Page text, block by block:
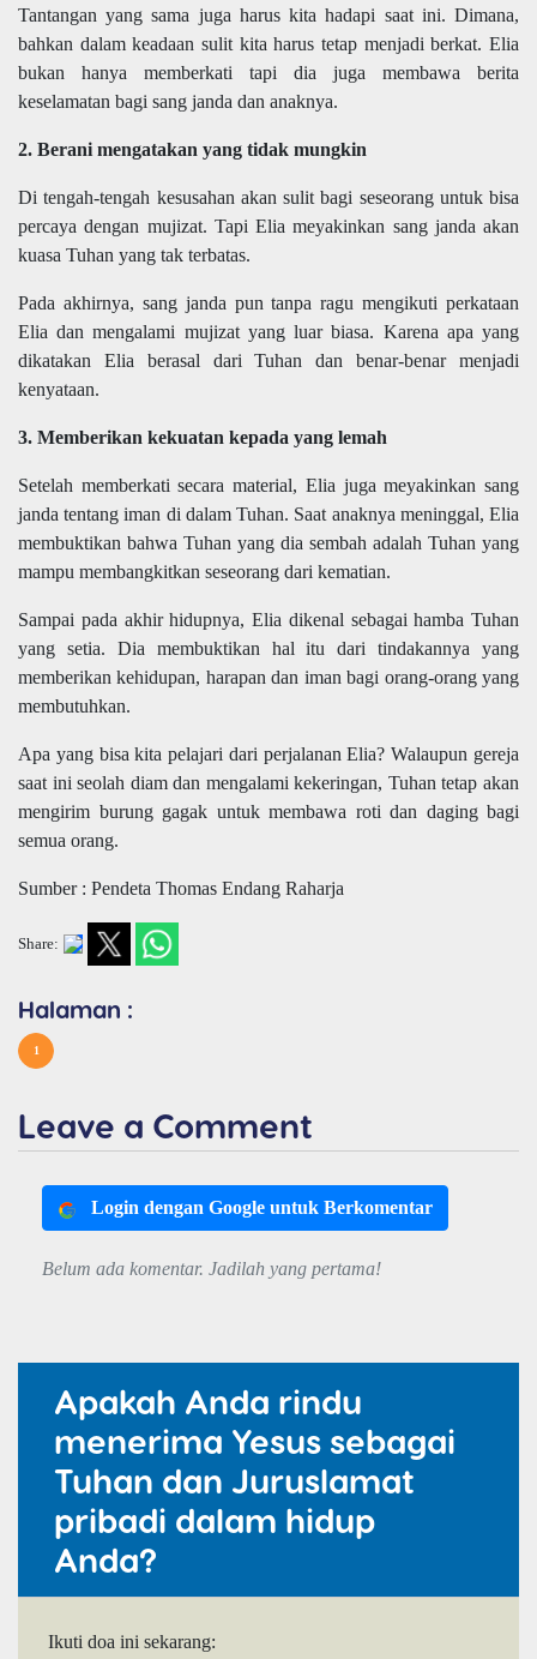
Tantangan yang sama juga harus kita hadapi saat ini. Dimana,
bahkan dalam keadaan sulit kita harus tetap menjadi berkat. Elia
bukan hanya memberkati tapi dia juga membawa berita
keselamatan bagi sang janda dan anaknya.
2. Berani mengatakan yang tidak mungkin
Di tengah-tengah kesusahan akan sulit bagi seseorang untuk bisa
percaya dengan mujizat. Tapi Elia meyakinkan sang janda akan
kuasa Tuhan yang tak terbatas.
Pada akhirnya, sang janda pun tanpa ragu mengikuti perkataan
Elia dan mengalami mujizat yang luar biasa. Karena apa yang
dikatakan Elia berasal dari Tuhan dan benar-benar menjadi
kenyataan.
3. Memberikan kekuatan kepada yang lemah
Setelah memberkati secara material, Elia juga meyakinkan sang
janda tentang iman di dalam Tuhan. Saat anaknya meninggal, Elia
membuktikan bahwa Tuhan yang dia sembah adalah Tuhan yang
mampu membangkitkan seseorang dari kematian.
Sampai pada akhir hidupnya, Elia dikenal sebagai hamba Tuhan
yang setia. Dia membuktikan hal itu dari tindakannya yang
memberikan kehidupan, harapan dan iman bagi orang-orang yang
membutuhkan.
Apa yang bisa kita pelajari dari perjalanan Elia? Walaupun gereja
saat ini seolah diam dan mengalami kekeringan, Tuhan tetap akan
mengirim burung gagak untuk membawa roti dan daging bagi
semua orang.
Sumber : Pendeta Thomas Endang Raharja
Share:
Halaman :
1
Leave a Comment
Login dengan Google untuk Berkomentar
Belum ada komentar. Jadilah yang pertama!
Apakah Anda rindu
menerima Yesus sebagai
Tuhan dan Juruslamat
pribadi dalam hidup
Anda?
Ikuti doa ini sekarang: